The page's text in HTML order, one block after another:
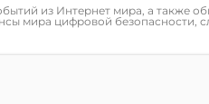
из Интернет мира, а также
мира цифровой безопасности,